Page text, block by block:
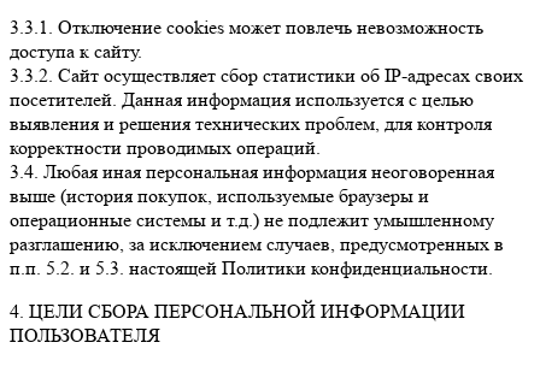
3.3.1. Отключение cookies может повлечь невозможность
доступа к сайту.
3.3.2. Сайт осуществляет сбор статистики об IP-адресах своих
посетителей. Данная информация используется с целью
выявления и решения технических проблем, для контроля
корректности проводимых операций.
3.4. Любая иная персональная информация неоговоренная
выше (история покупок, используемые браузеры и
операционные системы и т.д.) не подлежит умышленному
разглашению, за исключением случаев, предусмотренных в
п.п. 5.2. и 5.3. настоящей Политики конфиденциальности.
4. ЦЕЛИ СБОРА ПЕРСОНАЛЬНОЙ ИНФОРМАЦИИ
ПОЛЬЗОВАТЕЛЯ